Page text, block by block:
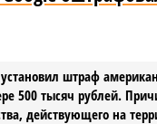
штраф
500 тысяч рублей.
действующего на